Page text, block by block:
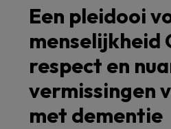
Een pleidooi
menselijkheid
respect en
vermissingen
met dementie